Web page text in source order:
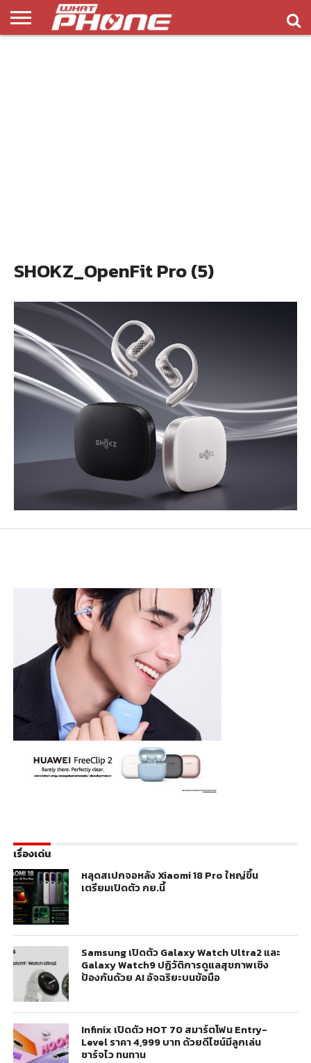
SHOKZ_OpenFit Pro (5)
เรื่องเด่น
หลุดสเปกจอหลัง Xiaomi 18 Pro ใหญ่ขึ้น
เตรียมเปิดตัว กย.นี้
Samsung เปิดตัว Galaxy Watch Ultra2 และ
Galaxy Watch9 ปฏิวัติการดูแลสุขภาพเชิง
ป้องกันด้วย AI อัจฉริยะบนข้อมือ
Infinix เปิดตัว HOT 70 สมาร์ตโฟน Entry-
Level ราคา 4,999 บาท ด้วยดีไซน์มีลูกเล่น
ชาร์จไว ทนทาน